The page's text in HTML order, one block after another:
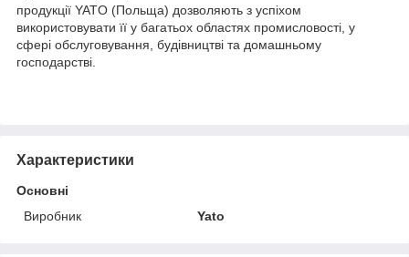
продукції YATO (Польща) дозволяють з успіхом
використовувати її у багатьох областях промисловості, у
сфері обслуговування, будівництві та домашньому
господарстві.
Характеристики
Основні
Виробник
Yato